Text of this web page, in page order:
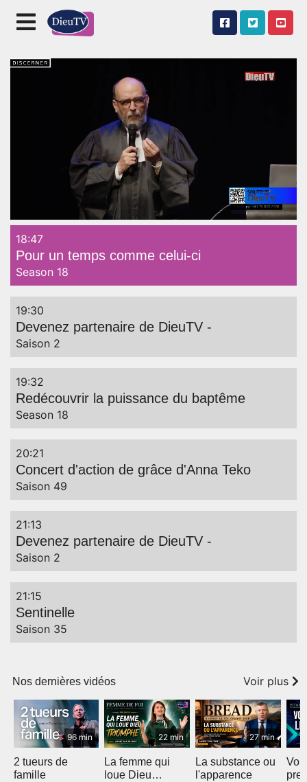
Captions
18:47
Pour un temps comme celui-ci
Season 18
19:30
Devenez partenaire de DieuTV -
Saison 2
19:32
Redécouvrir la puissance du baptême
Season 18
20:21
Concert d'action de grâce d'Anna Teko
Saison 49
21:13
Devenez partenaire de DieuTV -
Saison 2
21:15
Sentinelle
Saison 35
Nos dernières vidéos Voir plus
96 min
2 tueurs de
famille
22 min
La femme qui
loue Dieu
27 min
La substance ou
l'apparence